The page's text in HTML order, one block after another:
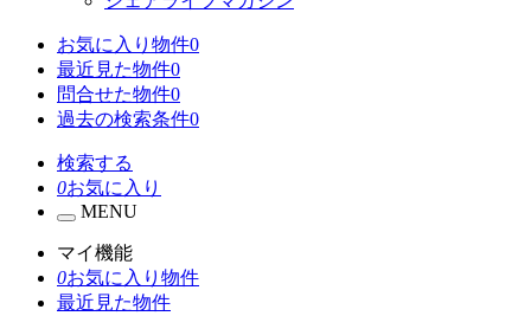
お気に入り物件0
最近見た物件0
問合せた物件0
過去の検索条件0
検索する
0お気に入り
MENU
マイ機能
0お気に入り物件
最近見た物件